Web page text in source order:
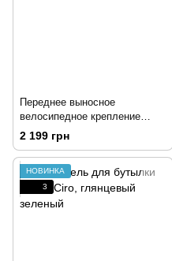
Переднее выносное
велосипедное крепление
Garmin Flush Out-Front Mount
2 199 грн
НОВИНКА
3